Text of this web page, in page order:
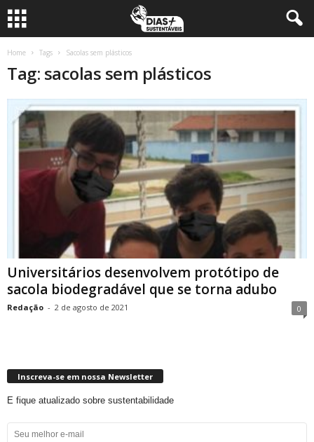
Home Tags Sacolas sem plásticos
Tag: sacolas sem plásticos
Universitários desenvolvem protótipo de
sacola biodegradável que se torna adubo
Redação - 2 de agosto de 2021 0
Inscreva-se em nossa Newsletter
E fique atualizado sobre sustentabilidade